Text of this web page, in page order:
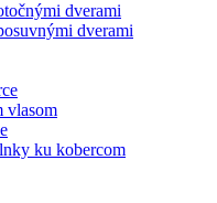
dverami
dverami
vlasom
ku kobercom